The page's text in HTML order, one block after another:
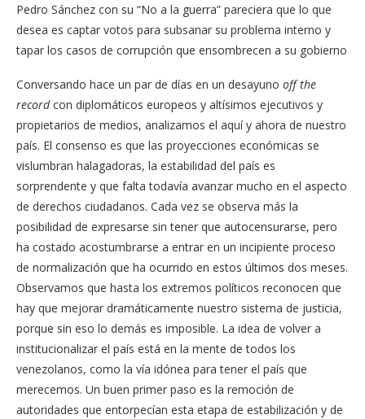
Pedro Sánchez con su “No a la guerra” pareciera que lo que
desea es captar votos para subsanar su problema interno y
tapar los casos de corrupción que ensombrecen a su gobierno
Conversando hace un par de días en un desayuno off the
recordcon diplomáticos europeos y altísimos ejecutivos y
propietarios de medios, analizamos el aquí y ahora de nuestro
país. El consenso es que las proyecciones económicas se
vislumbran halagadoras, la estabilidad del país es
sorprendente y que falta todavía avanzar mucho en el aspecto
de derechos ciudadanos. Cada vez se observa más la
posibilidad de expresarse sin tener que autocensurarse, pero
ha costado acostumbrarse a entrar en un incipiente proceso
de normalización que ha ocurrido en estos últimos dos meses.
Observamos que hasta los extremos políticos reconocen que
hay que mejorar dramáticamente nuestro sistema de justicia,
porque sin eso lo demás es imposible. La idea de volver a
institucionalizar el país está en la mente de todos los
venezolanos, como la vía idónea para tener el país que
merecemos. Un buen primer paso es la remoción de
autoridades que entorpecían esta etapa de estabilización y de